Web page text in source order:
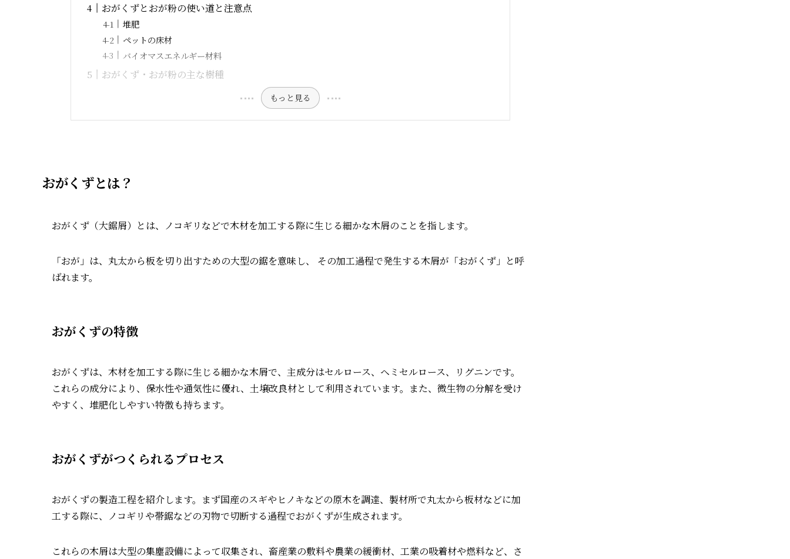
おがくずとおが粉の使い道と注意点
堆肥
ペットの床材
バイオマスエネルギー材料
おがくず・おが粉の主な樹種
もっと見る
おがくずとは？
おがくず（大鋸屑）とは、ノコギリなどで木材を加工する際に生じる細かな木屑のことを指します。
「おが」は、丸太から板を切り出すための大型の鋸を意味し、 その加工過程で発生する木屑が「おがくず」と呼
ばれます。
おがくずの特徴
おがくずは、木材を加工する際に生じる細かな木屑で、主成分はセルロース、ヘミセルロース、リグニンです。
これらの成分により、保水性や通気性に優れ、土壌改良材として利用されています。また、微生物の分解を受け
やすく、堆肥化しやすい特徴も持ちます。
おがくずがつくられるプロセス
おがくずの製造工程を紹介します。まず国産のスギやヒノキなどの原木を調達、製材所で丸太から板材などに加
工する際に、ノコギリや帯鋸などの刃物で切断する過程でおがくずが生成されます。
これらの木屑は大型の集塵設備によって収集され、畜産業の敷料や農業の緩衝材、工業の吸着材や燃料など、さ